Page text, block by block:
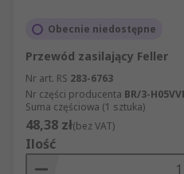
Obecnie niedostępne
Przewód zasilający Feller
Nr art. RS 283-6763
Nr części producenta BR/3-
Suma częściowa (1 sztuka)
48,38 zł(bez VAT)
Ilość